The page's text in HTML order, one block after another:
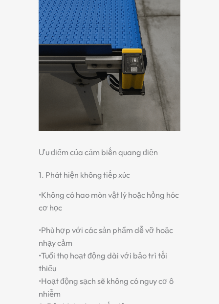
Ưu điểm của cảm biến quang điện
1. Phát hiện không tiếp xúc
•Không có hao mòn vật lý hoặc hỏng hóc
cơ học
•Phù hợp với các sản phẩm dễ vỡ hoặc
nhạy cảm
•Tuổi thọ hoạt động dài với bảo trì tối
thiểu
•Hoạt động sạch sẽ không có nguy cơ ô
nhiễm